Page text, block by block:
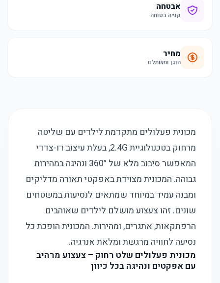
אבטחה
קנייה בטוחה
מחיר
הוגן ומשתלם
מכונית פעלולים מתקדמת לילדים עם שליטה
מרחוק בטכנולוגיית 2.4G, בעלת עיצוב דו-צדדי
המאפשר סיבוב מלא של 360° ונהיגה במהירות
גבוהה. המכונית מצוידת באפקטי תאורה מדליקים
ומבנה עמיד במיוחד שמתאים לנסיעות במשטחים
שונים. זהו צעצוע מושלם לילדים שאוהבים
הרפתקאות, אתגרים, ומהירות. המכונית הופכת כל
נסיעה לחוויה מרגשת ומלאת אנרגיה.
מכונית פעלולים שלט רחוק – צעצוע מרהיב
עם אפקטים ונהיגה בכל כיוון